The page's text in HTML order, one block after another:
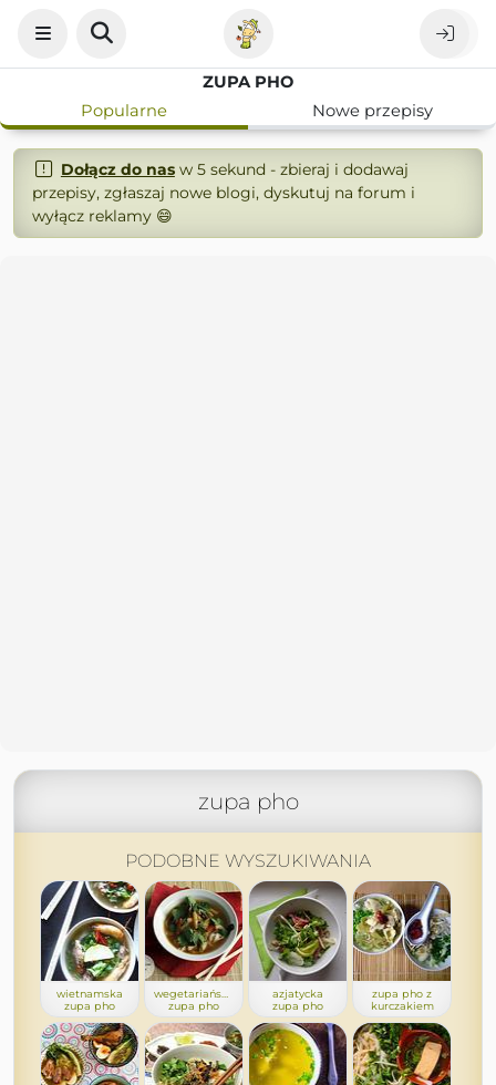
ZUPA PHO
Popularne
Nowe przepisy
Dołącz do nasw 5 sekund - zbieraj i dodawaj
przepisy, zgłaszaj nowe blogi, dyskutuj na forum i
wyłącz reklamy 😄
zupa pho
PODOBNE WYSZUKIWANIA
wietnamska
zupa pho
wegetariańska
zupa pho
azjatycka
zupa pho
zupa pho z
kurczakiem